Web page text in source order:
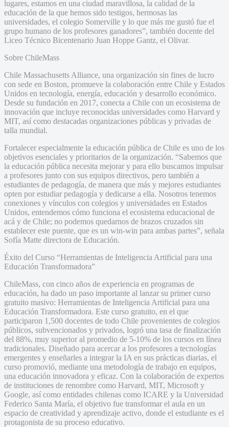
lugares, estamos en una ciudad maravillosa, la calidad de la
educación de la que hemos sido testigos, hermosas las
universidades, el colegio Somerville y lo que más me gustó fue el
grupo humano de los profesores ganadores”, también docente del
Liceo Técnico Bicentenario Juan Hoppe Gantz, el Olivar.
Sobre ChileMass
Chile Massachusetts Alliance, una organización sin fines de lucro
con sede en Boston, promueve la colaboración entre Chile y Estados
Unidos en tecnología, energía, educación y desarrollo económico.
Desde su fundación en 2017, conecta a Chile con un ecosistema de
innovación que incluye reconocidas universidades como Harvard y
MIT, así como destacadas organizaciones públicas y privadas de
talla mundial.
Fortalecer especialmente la educación pública de Chile es uno de los
objetivos esenciales y prioritarios de la organización. “Sabemos que
la educación pública necesita mejorar y para ello buscamos impulsar
a profesores junto con sus equipos directivos, pero también a
estudiantes de pedagogía, de manera que más y mejores estudiantes
opten por estudiar pedagogía y dedicarse a ella. Nosotros tenemos
conexiones y vínculos con colegios y universidades en Estados
Unidos, entendemos cómo funciona el ecosistema educacional de
acá y de Chile; no podemos quedarnos de brazos cruzados sin
establecer este puente, que es un win-win para ambas partes”, señala
Sofía Matte directora de Educación.
Éxito del Curso “Herramientas de Inteligencia Artificial para una
Educación Transformadora”
ChileMass, con cinco años de experiencia en programas de
educación, ha dado un paso importante al lanzar su primer curso
gratuito masivo: Herramientas de Inteligencia Artificial para una
Educación Transformadora. Este curso gratuito, en el que
participaron 1,500 docentes de todo Chile provenientes de colegios
públicos, subvencionados y privados, logró una tasa de finalización
del 88%, muy superior al promedio de 5-10% de los cursos en línea
tradicionales. Diseñado para acercar a los profesores a tecnologías
emergentes y enseñarles a integrar la IA en sus prácticas diarias, el
curso promovió, mediante una metodología de trabajo en equipos,
una educación innovadora y eficaz. Con la colaboración de expertos
de instituciones de renombre como Harvard, MIT, Microsoft y
Google, así como entidades chilenas como ICARE y la Universidad
Federico Santa María, el objetivo fue transformar el aula en un
espacio de creatividad y aprendizaje activo, donde el estudiante es el
protagonista de su proceso educativo.